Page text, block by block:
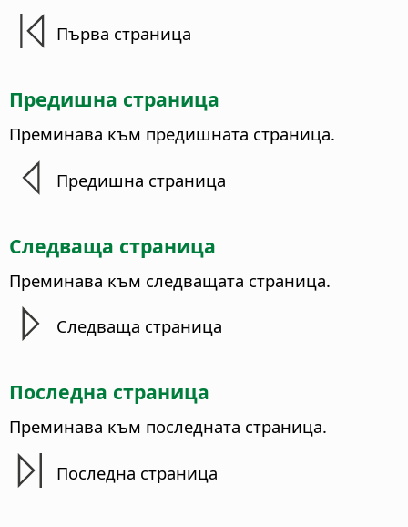
Първа страница
Предишна страница
Преминава към предишната страница.
Предишна страница
Следваща страница
Преминава към следващата страница.
Следваща страница
Последна страница
Преминава към последната страница.
Последна страница